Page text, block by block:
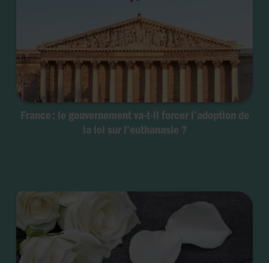
France : le gouvernement va-t-il forcer l’adoption de
la loi sur l’euthanasie ?